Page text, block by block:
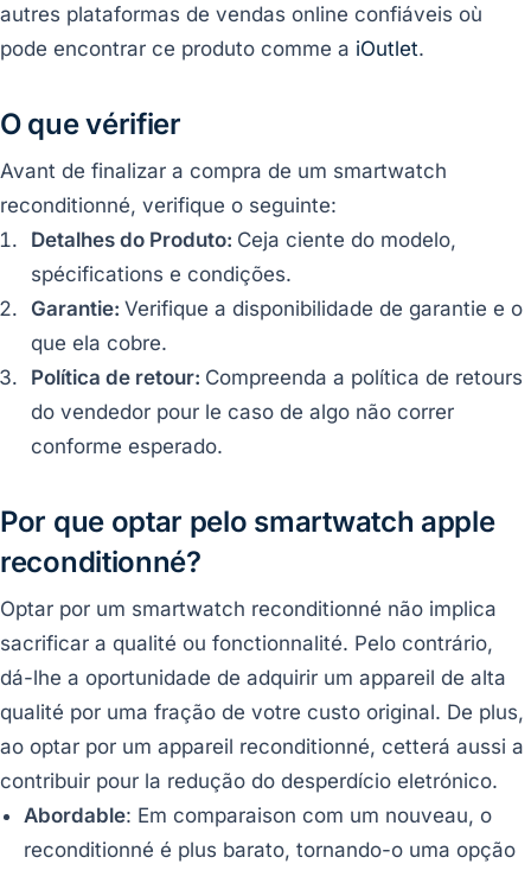
autres plataformas de vendas online confiáveis où
pode encontrar ce produto comme a iOutlet.
O que vérifier
Avant de finalizar a compra de um smartwatch
reconditionné, verifique o seguinte:
Detalhes do Produto: Ceja ciente do modelo,
spécifications e condições.
Garantie: Verifique a disponibilidade de garantie e o
que ela cobre.
Política de retour: Compreenda a política de retours
do vendedor pour le caso de algo não correr
conforme esperado.
Por que optar pelo smartwatch apple
reconditionné?
Optar por um smartwatch reconditionné não implica
sacrificar a qualité ou fonctionnalité. Pelo contrário,
dá-lhe a oportunidade de adquirir um appareil de alta
qualité por uma fração de votre custo original. De plus,
ao optar por um appareil reconditionné, cetterá aussi a
contribuir pour la redução do desperdício eletrónico.
Abordable: Em comparaison com um nouveau, o
reconditionné é plus barato, tornando-o uma opção